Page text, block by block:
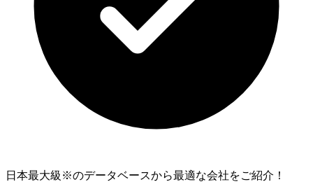
日本最大級 ※のデータベースから最適な会社をご紹介！